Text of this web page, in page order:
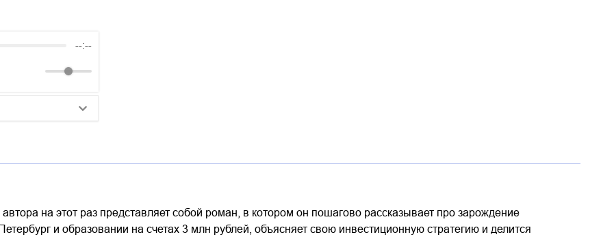
--:--
на этот раз представляет собой роман, в котором он пошагово рассказывает про зарождение
и образовании на счетах 3 млн рублей, объясняет свою инвестиционную стратегию и делится